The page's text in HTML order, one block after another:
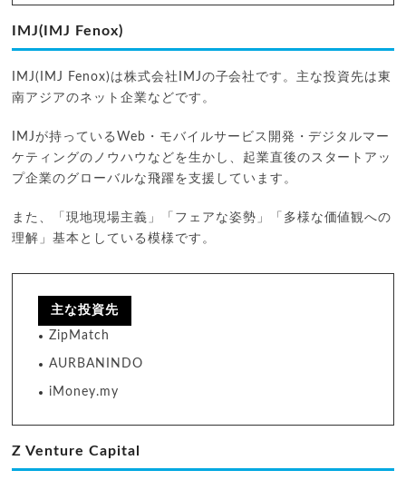
IMJ(IMJ Fenox)
IMJ(IMJ Fenox)は株式会社IMJの子会社です。主な投資先は東
南アジアのネット企業などです。
IMJが持っているWeb・モバイルサービス開発・デジタルマー
ケティングのノウハウなどを生かし、起業直後のスタートアッ
プ企業のグローバルな飛躍を支援しています。
また、「現地現場主義」「フェアな姿勢」「多様な価値観への
理解」基本としている模様です。
主な投資先
ZipMatch
AURBANINDO
iMoney.my
Z Venture Capital